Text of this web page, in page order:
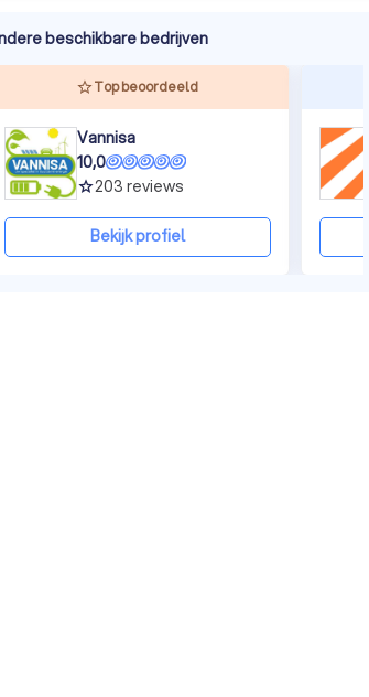
beschikbare bedrijven
Top beoordeeld
Vannisa
10,0
grade203 reviews
Bekijk profiel